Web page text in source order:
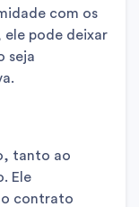
com os
ele pode deixar
seja
tanto ao
Ele
o contrato